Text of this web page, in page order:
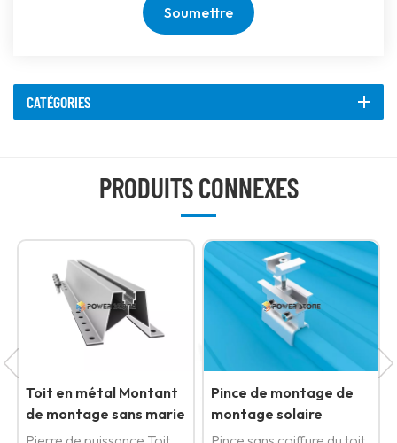
Soumettre
CATÉGORIES
PRODUITS CONNEXES
Toit en métal Montant
de montage sans marie
Pince de montage de
montage solaire
installé rapide